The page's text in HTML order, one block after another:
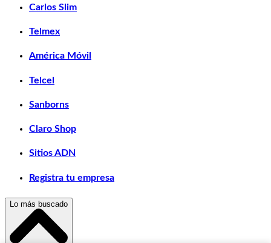
Carlos Slim
Telmex
América Móvil
Telcel
Sanborns
Claro Shop
Sitios ADN
Registra tu empresa
Lo más buscado